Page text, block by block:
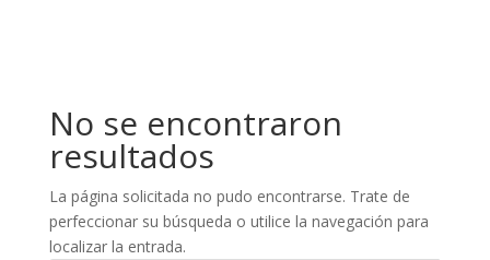
No se encontraron
resultados
La página solicitada no pudo encontrarse. Trate de
perfeccionar su búsqueda o utilice la navegación para
localizar la entrada.